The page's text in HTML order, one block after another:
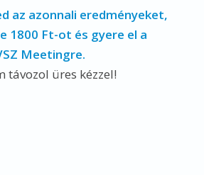
az azonnali eredményeket,
1800 Ft-ot és gyere el a
Meetingre.
távozol üres kézzel!